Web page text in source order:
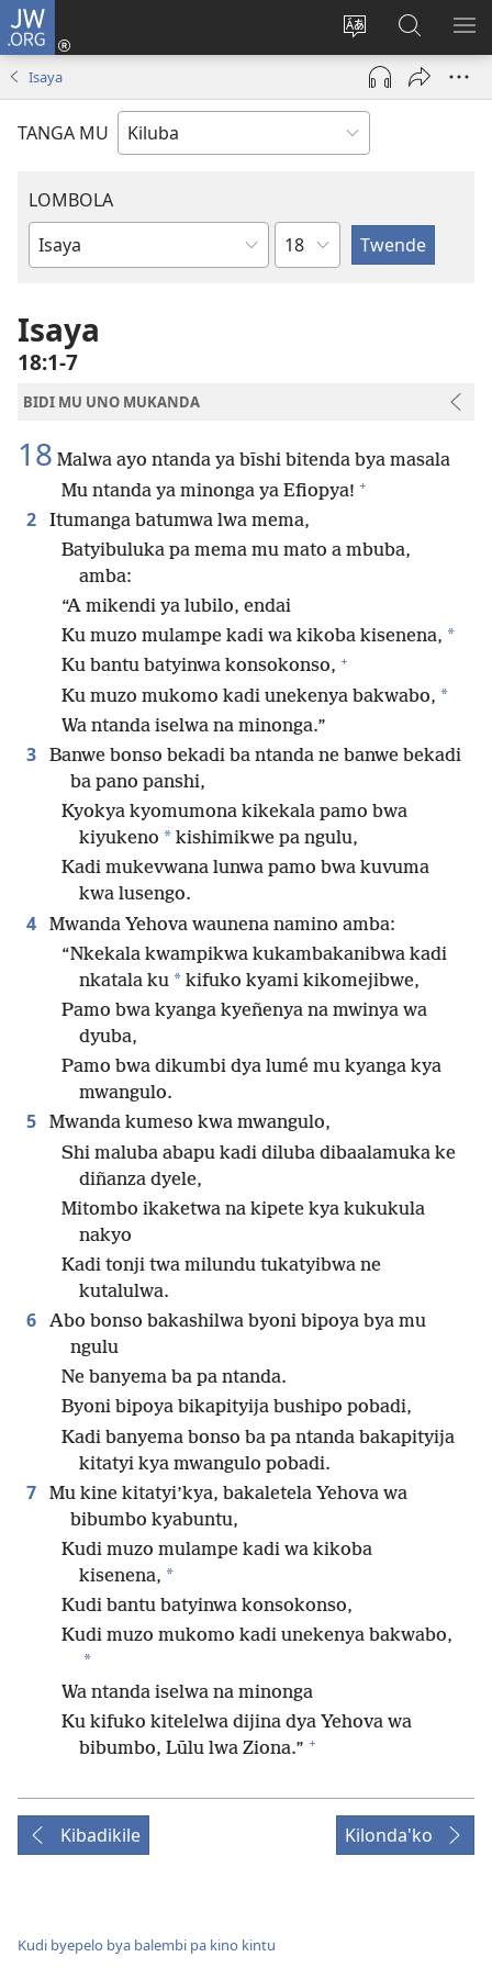
JW.ORG
Shinta
ludimi
lwa
diteba
Twela
(opens
window)
Kukimba
pa
JW.ORG
Isaya
TANGA MU
LOMBOLA
Mukanda
Bible
Shapita
Isaya
18:1-7
BIDI MU UNO MUKANDA
18 Malwa ayo ntanda ya bīshi bitenda bya masala
Mu ntanda ya minonga ya Efiopya! +
2
Itumanga batumwa lwa mema,
Batyibuluka pa mema mu mato a mbuba,
amba:
“A mikendi ya lubilo, endai
Ku muzo mulampe kadi wa kikoba kisenena, *
Ku bantu batyinwa konsokonso, +
Ku muzo mukomo kadi unekenya bakwabo, *
Wa ntanda iselwa na minonga.”
3
Banwe bonso bekadi ba ntanda ne banwe bekadi
ba pano panshi,
Kyokya kyomumona kikekala pamo bwa
kiyukeno * kishimikwe pa ngulu,
Kadi mukevwana lunwa pamo bwa kuvuma
kwa lusengo.
4
Mwanda Yehova waunena namino amba:
“Nkekala kwampikwa kukambakanibwa kadi
nkatala ku * kifuko kyami kikomejibwe,
Pamo bwa kyanga kyeñenya na mwinya wa
dyuba,
Pamo bwa dikumbi dya lumé mu kyanga kya
mwangulo.
5
Mwanda kumeso kwa mwangulo,
Shi maluba abapu kadi diluba dibaalamuka ke
diñanza dyele,
Mitombo ikaketwa na kipete kya kukukula
nakyo
Kadi tonji twa milundu tukatyibwa ne
kutalulwa.
6
Abo bonso bakashilwa byoni bipoya bya mu
ngulu
Ne banyema ba pa ntanda.
Byoni bipoya bikapityija bushipo pobadi,
Kadi banyema bonso ba pa ntanda bakapityija
kitatyi kya mwangulo pobadi.
7
Mu kine kitatyi’kya, bakaletela Yehova wa
bibumbo kyabuntu,
Kudi muzo mulampe kadi wa kikoba
kisenena, *
Kudi bantu batyinwa konsokonso,
Kudi muzo mukomo kadi unekenya bakwabo,
*
Wa ntanda iselwa na minonga
Ku kifuko kitelelwa dijina dya Yehova wa
bibumbo, Lūlu lwa Ziona.” +
Kibadikile Kilonda'ko
Kudi byepelo bya balembi pa kino kintu